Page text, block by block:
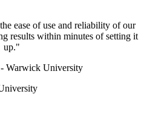
ease of use and reliability of our
results within minutes of setting it
up."
Warwick University